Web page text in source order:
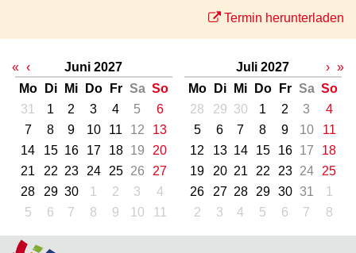
Termin herunterladen
« ‹
Juni 2027
Mo
Di Mi Do Fr Sa So
31
1 2 3 4 5
6
7
8 9 10 11 12
13
14
15 16 17 18 19
20
21
22 23 24 25 26
27
28
29 30 1 2 3
4
5
6 7 8 9 10 11
Juli 2027
Mo
Di Mi Do Fr Sa So
28
29 30 1 2 3
4
5
6 7 8 9 10
11
12
13 14 15 16 17
18
19
20 21 22 23 24
25
26
27 28 29 30 31
1
2
3 4 5 6 7 8
› »